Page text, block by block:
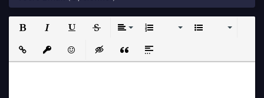
Strikethrough
Insert LinkInsert protected link
EmoticonsInsert hidden text
Insert QuoteInsert spoiler